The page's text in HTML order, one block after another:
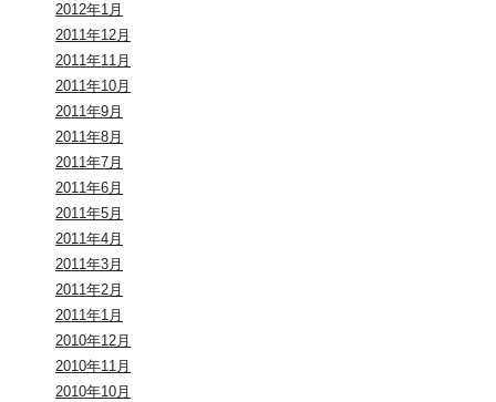
2012年1月
2011年12月
2011年11月
2011年10月
2011年9月
2011年8月
2011年7月
2011年6月
2011年5月
2011年4月
2011年3月
2011年2月
2011年1月
2010年12月
2010年11月
2010年10月